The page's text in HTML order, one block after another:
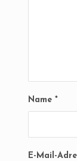
Name *
E-Mail-